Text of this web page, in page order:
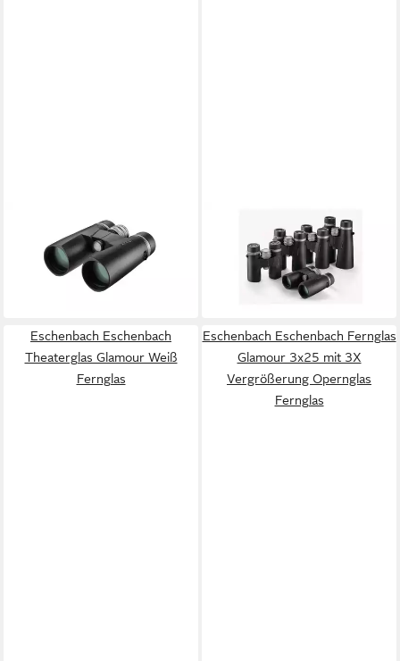
ESCHENBACH OPTIK
Eschenbach Optik Fernglas
Fernglas
ab 468,00 €
lieferbar - in 6-7 Werktagen bei dir
ESCHENBACH OPTIK
Eschenbach Optik Fernglas
Fernglas
409,00 €
lieferbar - in 6-7 Werktagen bei dir
Eschenbach Eschenbach
Theaterglas Glamour Weiß
Fernglas
Eschenbach Eschenbach Fernglas
Glamour 3x25 mit 3X
Vergrößerung Opernglas
Fernglas